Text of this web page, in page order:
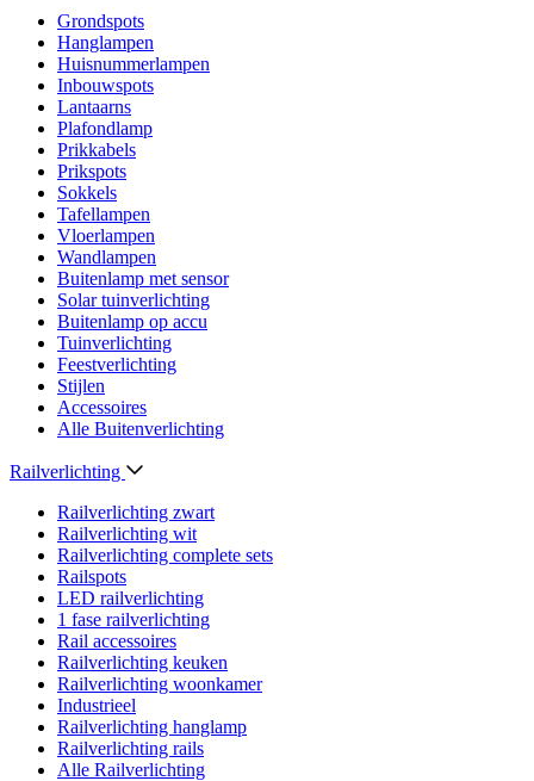
Grondspots
Hanglampen
Huisnummerlampen
Inbouwspots
Lantaarns
Plafondlamp
Prikkabels
Prikspots
Sokkels
Tafellampen
Vloerlampen
Wandlampen
Buitenlamp met sensor
Solar tuinverlichting
Buitenlamp op accu
Tuinverlichting
Feestverlichting
Stijlen
Accessoires
Alle Buitenverlichting
Railverlichting
Railverlichting zwart
Railverlichting wit
Railverlichting complete sets
Railspots
LED railverlichting
1 fase railverlichting
Rail accessoires
Railverlichting keuken
Railverlichting woonkamer
Industrieel
Railverlichting hanglamp
Railverlichting rails
Alle Railverlichting